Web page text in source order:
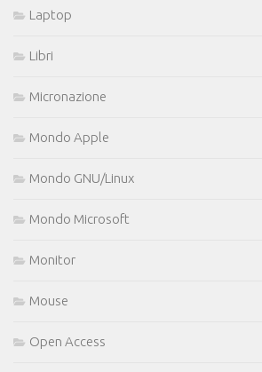
Laptop
Libri
Micronazione
Mondo Apple
Mondo GNU/Linux
Mondo Microsoft
Monitor
Mouse
Open Access